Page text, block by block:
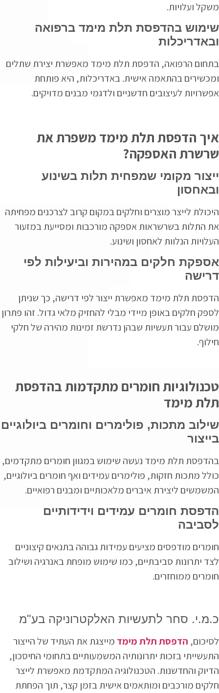
משקל ועלויות.
שימוש בהדפסת תלת מימד ברפואה
ובאדריכלות
בתחום הרפואה, הדפסת תלת מימד מאפשרת יצירת שתלים
ומכשירים בהתאמה אישית. באדריכלות, היא פותחת
אפשרויות לעיצובים חדשניים ולדגמי מבנים מדויקים.
איך הדפסת תלת מימד משפרת את
שרשרת האספקה?
ייצור מקומי שמפחית תלות בשינוע
ובאחסון
היכולת לייצר מוצרים וחלקים במקום קרוב לצרכנים מפחיתה
את התלות בשרשראות אספקה מורכבות ומסייעת במזעור
העלויות הנלוות לאחסון ושינוע.
אספקת חלקים במהירות וביעילות לפי
דרישה
הדפסת תלת מימד מאפשרת ייצור לפי דרישה, כך שניתן
לספק חלקים באופן מיידי מבלי להחזיק מלאי גדול. זהו פתרון
מושלם עבור תעשיות שבהן נדרשת זמינות מהירה של חלקי
חילוף.
טכנולוגיות חומרים מתקדמות בהדפסת
תלת מימד
שילוב מתכות, פולימרים וחומרים ביולוגיים
בייצור
בהדפסת תלת מימד נעשה שימוש במגוון חומרים מתקדמים,
כולל מתכות חזקות, פולימרים עמידים ואף חומרים ביולוגיים,
המשמשים ליצירת איברים מלאכותיים ומבנים רפואיים.
הדפסת חומרים עמידים וידידותיים
לסביבה
חומרים מודפסים מציעים עמידות גבוהה בתנאים קיצוניים
לצד יתרונות סביבתיים, כמו שימוש מופחת באנרגיה ושילוב
חומרים ממוחזרים.
כ.מ.י. סחר לתעשיות האלקטרוניקה בע"מ
לסיכום, הדפסת תלת מימד מייצגת את העתיד של הייצור
התעשייתי בזכות יתרונותיה המשמעותיים בתחומי החיסכון,
הדיוק והחדשנות. הטכנולוגיה המתקדמת מאפשרת לייצר
חלקים מורכבים ומותאמים אישית בזמן קצר, תוך הפחתת